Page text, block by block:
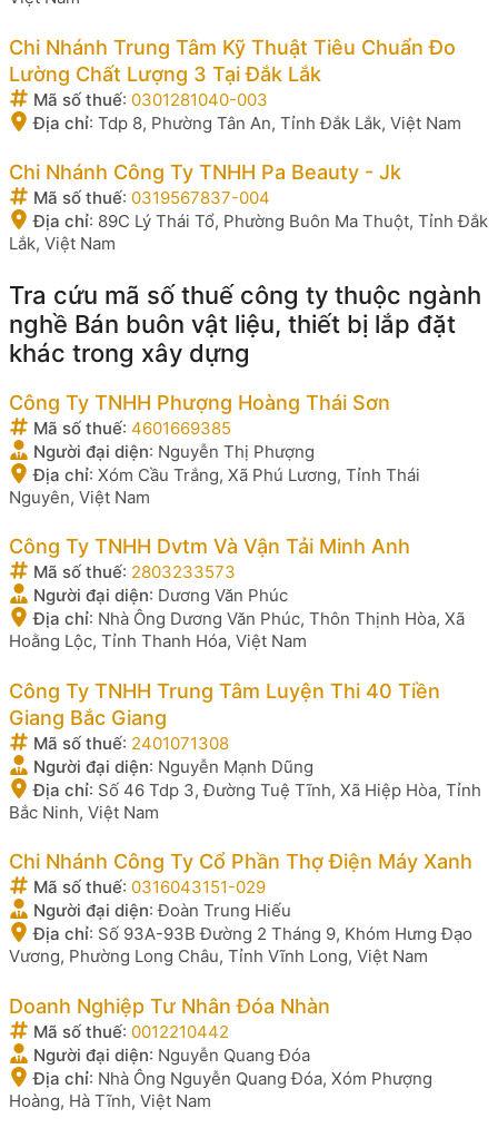
Chi Nhánh Trung Tâm Kỹ Thuật Tiêu Chuẩn Đo
Lường Chất Lượng 3 Tại Đắk Lắk
Mã số thuế: 0301281040-003
Địa chỉ: Tdp 8, Phường Tân An, Tỉnh Đắk Lắk, Việt Nam
Chi Nhánh Công Ty TNHH Pa Beauty - Jk
Mã số thuế: 0319567837-004
Địa chỉ: 89C Lý Thái Tổ, Phường Buôn Ma Thuột, Tỉnh Đắk
Lắk, Việt Nam
Tra cứu mã số thuế công ty thuộc ngành
nghề Bán buôn vật liệu, thiết bị lắp đặt
khác trong xây dựng
Công Ty TNHH Phượng Hoàng Thái Sơn
Mã số thuế: 4601669385
Người đại diện: Nguyễn Thị Phượng
Địa chỉ: Xóm Cầu Trắng, Xã Phú Lương, Tỉnh Thái
Nguyên, Việt Nam
Công Ty TNHH Dvtm Và Vận Tải Minh Anh
Mã số thuế: 2803233573
Người đại diện: Dương Văn Phúc
Địa chỉ: Nhà Ông Dương Văn Phúc, Thôn Thịnh Hòa, Xã
Hoằng Lộc, Tỉnh Thanh Hóa, Việt Nam
Công Ty TNHH Trung Tâm Luyện Thi 40 Tiền
Giang Bắc Giang
Mã số thuế: 2401071308
Người đại diện: Nguyễn Mạnh Dũng
Địa chỉ: Số 46 Tdp 3, Đường Tuệ Tĩnh, Xã Hiệp Hòa, Tỉnh
Bắc Ninh, Việt Nam
Chi Nhánh Công Ty Cổ Phần Thợ Điện Máy Xanh
Mã số thuế: 0316043151-029
Người đại diện:Đoàn Trung Hiếu
Địa chỉ: Số 93A-93B Đường 2 Tháng 9, Khóm Hưng Đạo
Vương, Phường Long Châu, Tỉnh Vĩnh Long, Việt Nam
Doanh Nghiệp Tư Nhân Đóa Nhàn
Mã số thuế: 0012210442
Người đại diện: Nguyễn Quang Đóa
Địa chỉ: Nhà Ông Nguyễn Quang Đóa, Xóm Phượng
Hoàng, Hà Tĩnh, Việt Nam